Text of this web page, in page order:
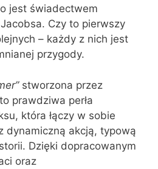
jest świadectwem
Czy to pierwszy
– każdy z nich jest
przygody.
stworzona przez
to prawdziwa perła
która łączy w sobie
dynamiczną akcją, typową
Dzięki dopracowanym
oraz